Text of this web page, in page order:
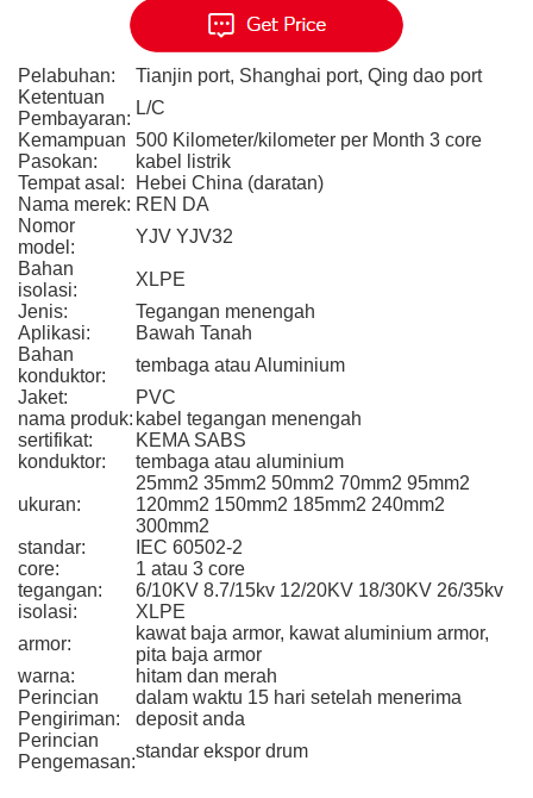
Pelabuhan:
Tianjin port, Shanghai port, Qing dao port
Ketentuan
Pembayaran:
L/C
Kemampuan
Pasokan:
500 Kilometer/kilometer per Month 3 core
kabel listrik
Tempat asal:
Hebei China (daratan)
Nama merek: REN DA
Nomor
model:
YJV YJV32
Bahan
isolasi:
XLPE
Jenis:
Tegangan menengah
Aplikasi:
Bawah Tanah
Bahan
konduktor:
tembaga atau Aluminium
Jaket:
PVC
nama produk: kabel tegangan menengah
sertifikat:
KEMA SABS
konduktor:
tembaga atau aluminium
ukuran:
25mm2 35mm2 50mm2 70mm2 95mm2
120mm2 150mm2 185mm2 240mm2
300mm2
standar:
IEC 60502-2
core:
1 atau 3 core
tegangan:
6/10KV 8.7/15kv 12/20KV 18/30KV 26/35kv
isolasi:
XLPE
armor:
kawat baja armor, kawat aluminium armor,
pita baja armor
warna:
hitam dan merah
Perincian
Pengiriman:
dalam waktu 15 hari setelah menerima
deposit anda
Perincian
Pengemasan:
standar ekspor drum